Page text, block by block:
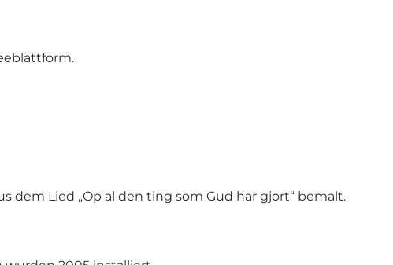
dem Lied „Op al den ting som Gud har gjort“ bemalt.